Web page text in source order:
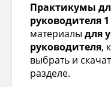
Практикумы
руководителя 1
материалы для
руководителя,
выбрать и
разделе.